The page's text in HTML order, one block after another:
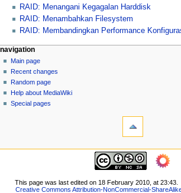
RAID: Menangani Kegagalan Harddisk
RAID: Menambahkan Filesystem
RAID: Membandingkan Performance
N
a
v
g
page actions
page
discussion
read
view
source
personal tools
log
in
navigation
Main page
Recent changes
Random page
Help about MediaWiki
Special pages
version
navigation
Recent
changes
This page was last edited on 18 February 2010, at 23:43.
Creative Commons Attribution-NonCommercial-